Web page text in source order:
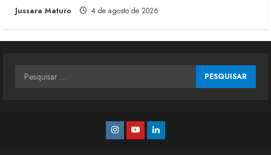
Jussara Maturo 4 de agosto de 2026
Pesquisar
Instagram
YoutubeLinkedin